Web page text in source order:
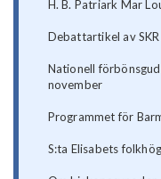
H. B. Patriark Mar
Debattartikel av
Nationell
november
Programmet för
S:ta Elisabets